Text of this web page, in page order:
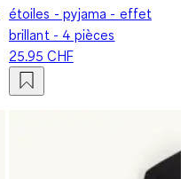
étoiles - pyjama - effet
brillant - 4 pièces
25.95 CHF